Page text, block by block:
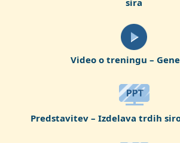
Video o treningu –
Predstavitev – Izdelava trdih